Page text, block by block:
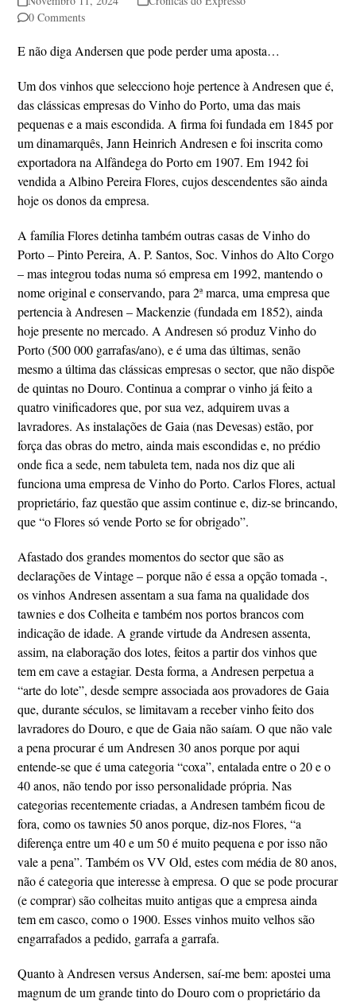
0 Comments
E não diga Andersen que pode perder uma aposta…
Um dos vinhos que selecciono hoje pertence à Andresen que é,
das clássicas empresas do Vinho do Porto, uma das mais
pequenas e a mais escondida. A firma foi fundada em 1845 por
um dinamarquês, Jann Heinrich Andresen e foi inscrita como
exportadora na Alfândega do Porto em 1907. Em 1942 foi
vendida a Albino Pereira Flores, cujos descendentes são ainda
hoje os donos da empresa.
A família Flores detinha também outras casas de Vinho do
Porto – Pinto Pereira, A. P. Santos, Soc. Vinhos do Alto Corgo
– mas integrou todas numa só empresa em 1992, mantendo o
nome original e conservando, para 2ª marca, uma empresa que
pertencia à Andresen – Mackenzie (fundada em 1852), ainda
hoje presente no mercado. A Andresen só produz Vinho do
Porto (500 000 garrafas/ano), e é uma das últimas, senão
mesmo a última das clássicas empresas o sector, que não dispõe
de quintas no Douro. Continua a comprar o vinho já feito a
quatro vinificadores que, por sua vez, adquirem uvas a
lavradores. As instalações de Gaia (nas Devesas) estão, por
força das obras do metro, ainda mais escondidas e, no prédio
onde fica a sede, nem tabuleta tem, nada nos diz que ali
funciona uma empresa de Vinho do Porto. Carlos Flores, actual
proprietário, faz questão que assim continue e, diz-se brincando,
que “o Flores só vende Porto se for obrigado”.
Afastado dos grandes momentos do sector que são as
declarações de Vintage – porque não é essa a opção tomada -,
os vinhos Andresen assentam a sua fama na qualidade dos
tawnies e dos Colheita e também nos portos brancos com
indicação de idade. A grande virtude da Andresen assenta,
assim, na elaboração dos lotes, feitos a partir dos vinhos que
tem em cave a estagiar. Desta forma, a Andresen perpetua a
“arte do lote”, desde sempre associada aos provadores de Gaia
que, durante séculos, se limitavam a receber vinho feito dos
lavradores do Douro, e que de Gaia não saíam. O que não vale
a pena procurar é um Andresen 30 anos porque por aqui
entende-se que é uma categoria “coxa”, entalada entre o 20 e o
40 anos, não tendo por isso personalidade própria. Nas
categorias recentemente criadas, a Andresen também ficou de
fora, como os tawnies 50 anos porque, diz-nos Flores, “a
diferença entre um 40 e um 50 é muito pequena e por isso não
vale a pena”. Também os VV Old, estes com média de 80 anos,
não é categoria que interesse à empresa. O que se pode procurar
(e comprar) são colheitas muito antigas que a empresa ainda
tem em casco, como o 1900. Esses vinhos muito velhos são
engarrafados a pedido, garrafa a garrafa.
Quanto à Andresen versus Andersen, saí-me bem: apostei uma
magnum de um grande tinto do Douro com o proprietário da